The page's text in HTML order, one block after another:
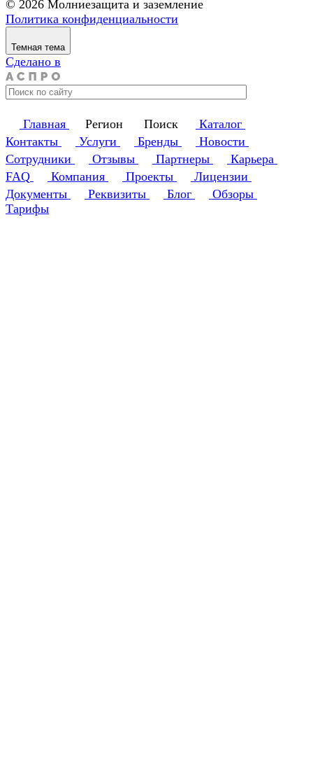
© 2026 Молниезащита и заземление
Политика конфиденциальности
Темная тема
Сделано в
Главная Регион Поиск
Каталог
Контакты
Услуги Бренды
Новости
Сотрудники
Отзывы Партнеры
Карьера
FAQ
Компания Проекты
Лицензии
Документы
Реквизиты Блог
Обзоры
Тарифы